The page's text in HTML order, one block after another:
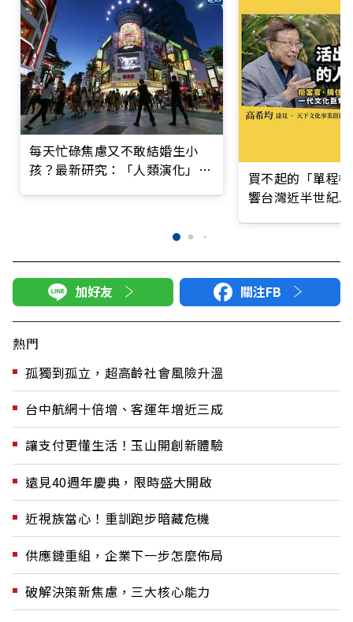
每天忙碌焦慮又不敢結婚生小
孩？最新研究：「人類演化」無
買不起的「單程
響台灣近半世紀
加好友 關注FB
熱門
孤獨到孤立，超高齡社會風險升溫
台中航網十倍增、客運年增近三成
讓支付更懂生活！玉山開創新體驗
遠見40週年慶典，限時盛大開啟
近視族當心！重訓跑步暗藏危機
供應鏈重組，企業下一步怎麼佈局
破解決策新焦慮，三大核心能力